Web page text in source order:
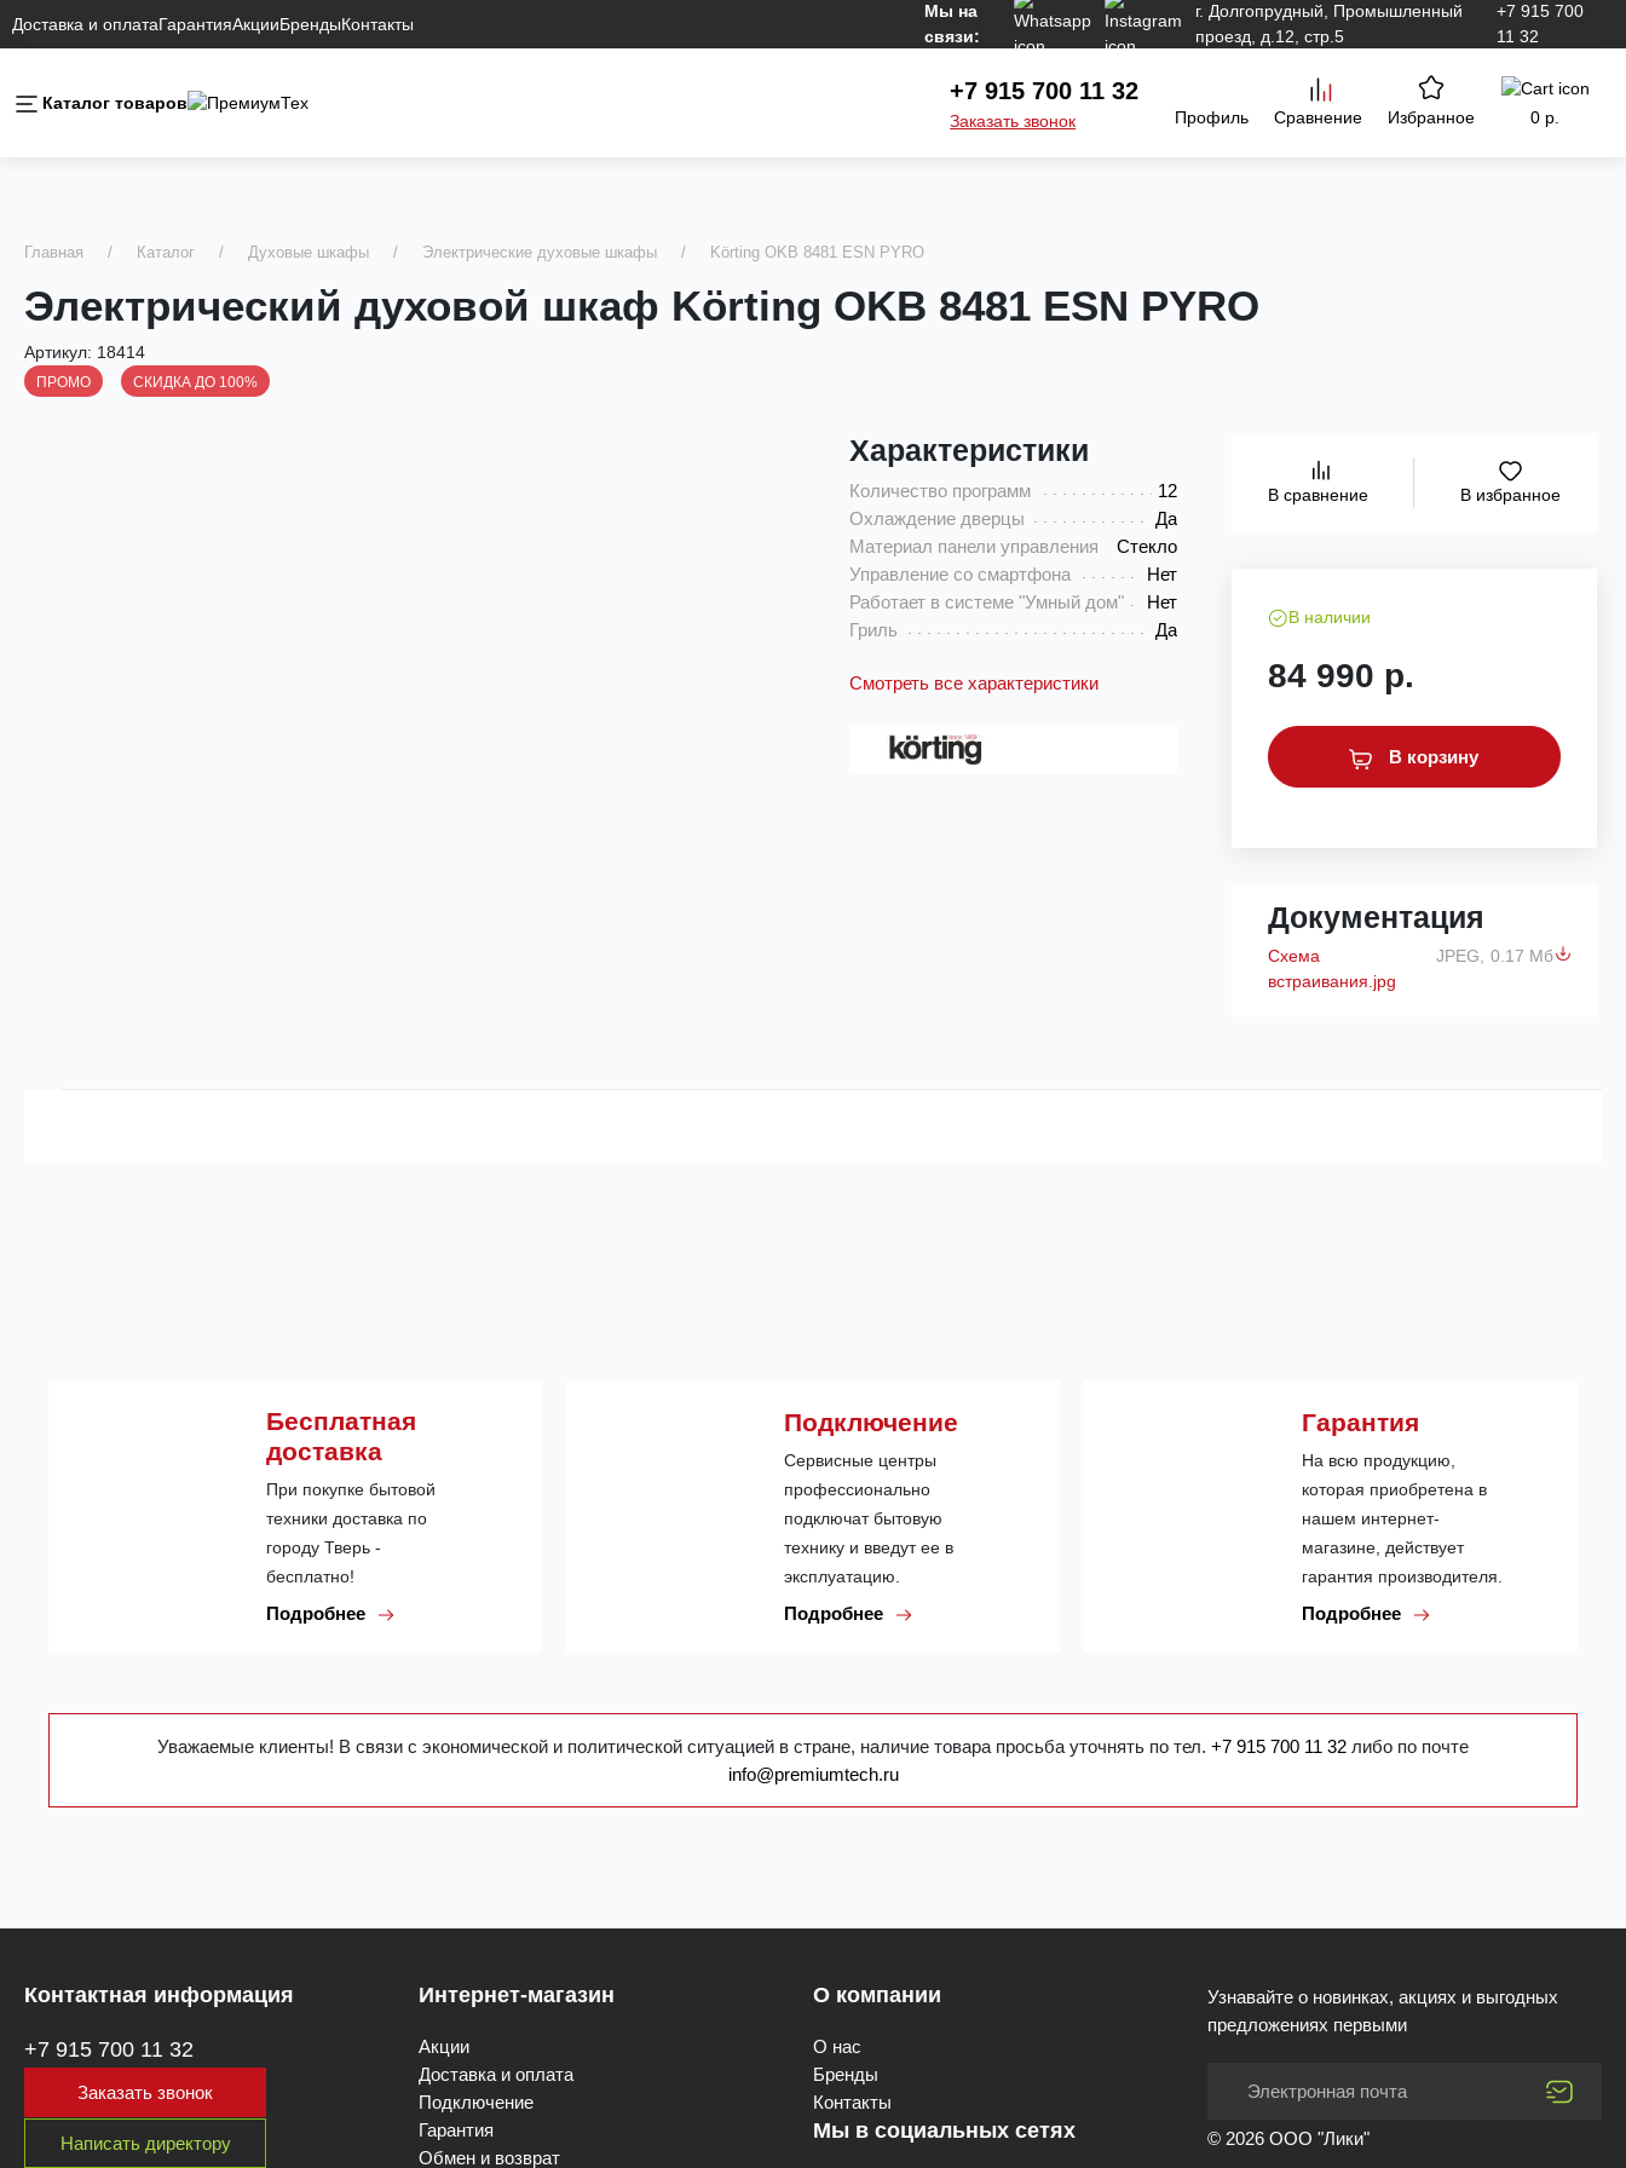
Доставка и оплатаГарантияАкцииБрендыКонтакты
Мы на
связи:
г. Долгопрудный, Промышленный
проезд, д.12, стр.5
+7 915 700
11 32
Каталог товаров +7 915 700 11 32
Заказать звонок Профиль Сравнение Избранное 0 р.
Главная Каталог Духовые шкафы Электрические духовые шкафы Körting OKB 8481 ESN PYRO
Электрический духовой шкаф Körting OKB 8481 ESN PYRO
Артикул: 18414
ПРОМО СКИДКА ДО 100%
Характеристики
Количество программ
12
Охлаждение дверцы
Да
Материал панели управления
Стекло
Управление со смартфона
Нет
Работает в системе "Умный дом"
Нет
Гриль
Да
Смотреть все характеристики
В сравнение В избранное
В наличии
84 990 р.
В корзину
Документация
Схема
встраивания.jpg
JPEG, 0.17 Мб
Бесплатная
доставка
При покупке бытовой
техники доставка по
городу Тверь -
бесплатно!
Подробнее
Подключение
Сервисные центры
профессионально
подключат бытовую
технику и введут ее в
эксплуатацию.
Подробнее
Гарантия
На всю продукцию,
которая приобретена в
нашем интернет-
магазине, действует
гарантия производителя.
Подробнее
Уважаемые клиенты! В связи с экономической и политической ситуацией в стране, наличие товара просьба уточнять по тел. +7 915 700 11 32 либо по почте
info@premiumtech.ru
Контактная информация
+7 915 700 11 32
Заказать звонок
Написать директору
Интернет-магазин
Акции
Доставка и оплата
Подключение
Гарантия
Обмен и возврат
О компании
О нас
Бренды
Контакты
Мы в социальных сетях
Узнавайте о новинках, акциях и выгодных
предложениях первыми
© 2026 ООО "Лики"